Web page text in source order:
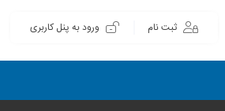
ثبت نام ورود به پنل کاربری